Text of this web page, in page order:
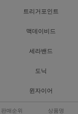
트리거포인트
맥데이비드
세라밴드
도닉
윈자이어
판매순위 상품명